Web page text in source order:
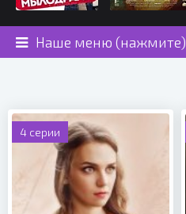
Наше меню (нажмите)
4 серии